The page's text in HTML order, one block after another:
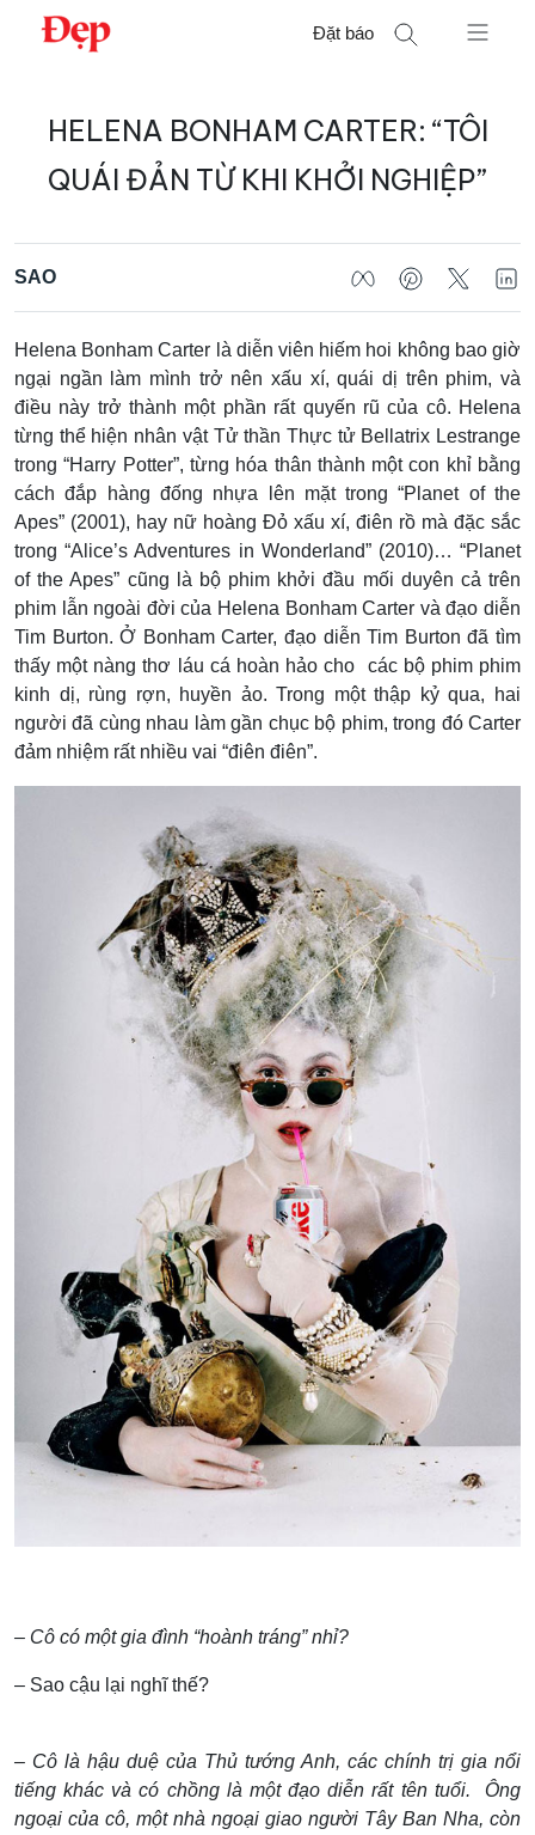
Chuyển
Đặt báo
kiếm
HELENA BONHAM CARTER: “TÔI
QUÁI ĐẢN TỪ KHI KHỞI NGHIỆP”
SAO
Helena Bonham Carter là diễn viên hiếm hoi không bao giờ
ngại ngần làm mình trở nên xấu xí, quái dị trên phim, và
điều này trở thành một phần rất quyến rũ của cô. Helena
từng thể hiện nhân vật Tử thần Thực tử Bellatrix Lestrange
trong “Harry Potter”, từng hóa thân thành một con khỉ bằng
cách đắp hàng đống nhựa lên mặt trong “Planet of the
Apes” (2001), hay nữ hoàng Đỏ xấu xí, điên rồ mà đặc sắc
trong “Alice’s Adventures in Wonderland” (2010)… “Planet
of the Apes” cũng là bộ phim khởi đầu mối duyên cả trên
phim lẫn ngoài đời của Helena Bonham Carter và đạo diễn
Tim Burton. Ở Bonham Carter, đạo diễn Tim Burton đã tìm
thấy một nàng thơ láu cá hoàn hảo cho các bộ phim phim
kinh dị, rùng rợn, huyền ảo. Trong một thập kỷ qua, hai
người đã cùng nhau làm gần chục bộ phim, trong đó Carter
đảm nhiệm rất nhiều vai “điên điên”.
– Cô có một gia đình “hoành tráng” nhỉ?
– Sao cậu lại nghĩ thế?
– Cô là hậu duệ của Thủ tướng Anh, các chính trị gia nổi
tiếng khác và có chồng là một đạo diễn rất tên tuổi. Ông
ngoại của cô, một nhà ngoại giao người Tây Ban Nha, còn